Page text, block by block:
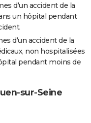
d'un accident de la
un hôpital pendant
d'un accident de la
non hospitalisées
pendant moins de
sur-Seine